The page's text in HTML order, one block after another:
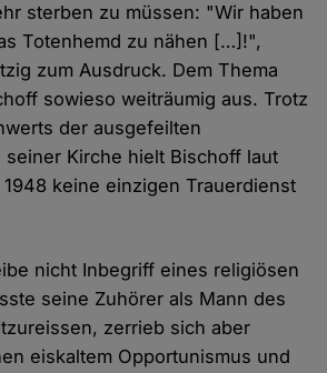
sterben zu müssen: "Wir haben
Totenhemd zu nähen […]!",
zum Ausdruck. Dem Thema
sowieso weiträumig aus. Trotz
der ausgefeilten
Kirche hielt Bischoff laut
keine einzigen Trauerdienst
nicht Inbegriff eines religiösen
seine Zuhörer als Mann des
zerrieb sich aber
eiskaltem Opportunismus und